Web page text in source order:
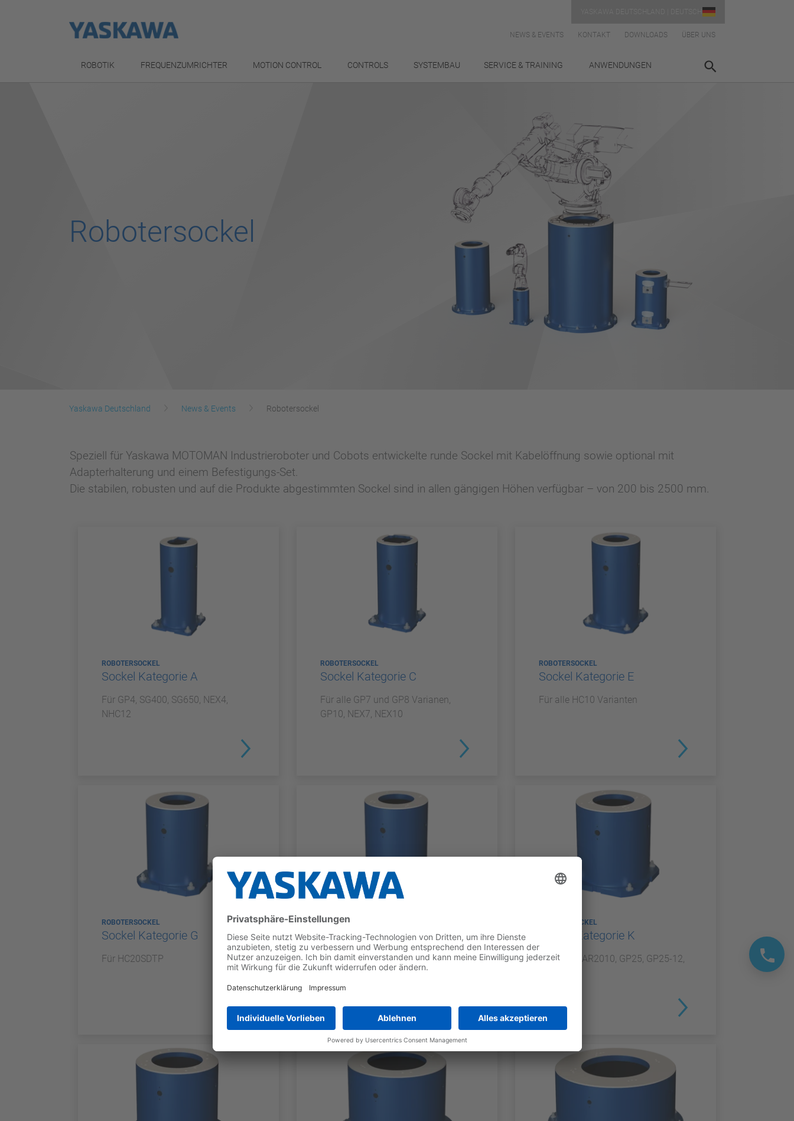
NEWS & EVENTS KONTAKT DOWNLOADS ÜBER UNS
ROBOTIK FREQUENZUMRICHTER MOTION CONTROL CONTROLS SYSTEMBAU SERVICE & TRAINING ANWENDUNGEN
Robotersockel
Yaskawa Deutschland News & Events Robotersockel
Speziell für Yaskawa MOTOMAN Industrieroboter und Cobots entwickelte runde Sockel mit Kabelöffnung sowie optional mit
Adapterhalterung und einem Befestigungs-Set.
Die stabilen, robusten und auf die Produkte abgestimmten Sockel sind in allen gängigen Höhen verfügbar – von 200 bis 2500 mm.
ROBOTERSOCKEL
Sockel Kategorie A
Für GP4, SG400, SG650, NEX4,
NHC12
ROBOTERSOCKEL
Sockel Kategorie C
Für alle GP7 und GP8 Varianen,
GP10, NEX7, NEX10
ROBOTERSOCKEL
Sockel Kategorie E
Für alle HC10 Varianten
ROBOTERSOCKEL
Sockel Kategorie G
Für HC20SDTP
ROBOTERSOCKEL
Sockel Kategorie H
Für GP12, GP8L, HC20DTP, HC30PL
ROBOTERSOCKEL
Sockel Kategorie K
Für GP20, AR2010, GP25, GP25-12,